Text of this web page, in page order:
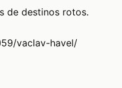
de destinos rotos.
vaclav-havel/